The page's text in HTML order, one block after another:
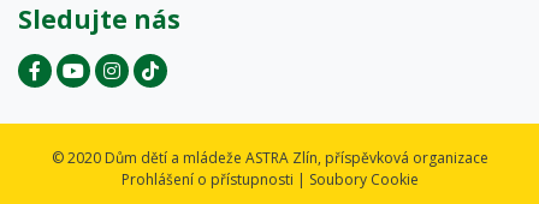
Sledujte nás
© 2020 Dům dětí a mládeže ASTRA Zlín, příspěvková organizace
Prohlášení o přístupnosti | Soubory Cookie